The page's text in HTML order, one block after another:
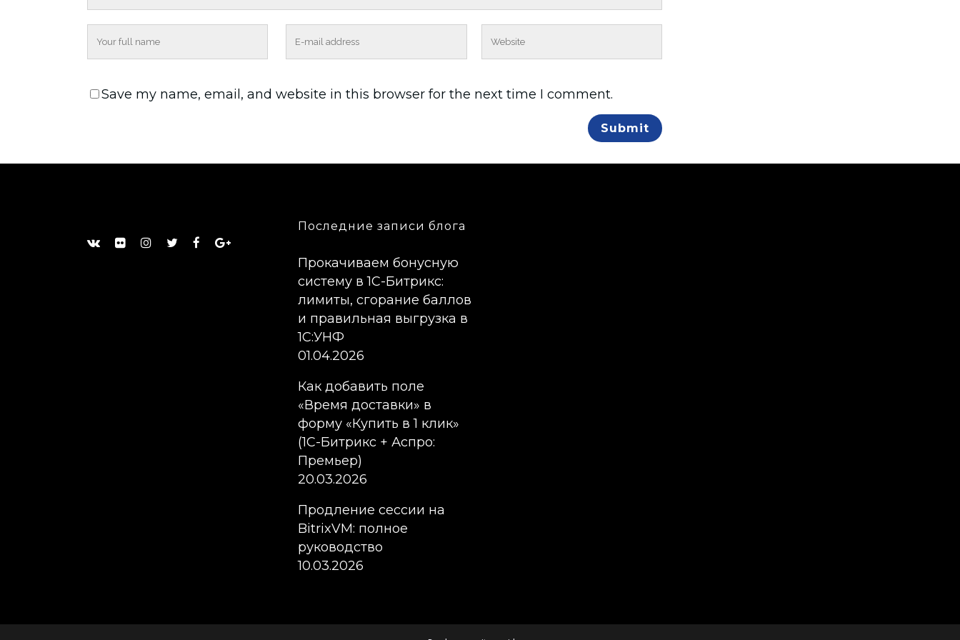
Save my name, email, and website in this browser for the next time I comment.
Последние записи блога
Прокачиваем бонусную
систему в 1С-Битрикс:
лимиты, сгорание баллов
и правильная выгрузка в
1С:УНФ
01.04.2026
Как добавить поле
«Время доставки» в
форму «Купить в 1 клик»
(1С-Битрикс + Аспро:
Премьер)
20.03.2026
Продление сессии на
BitrixVM: полное
руководство
10.03.2026